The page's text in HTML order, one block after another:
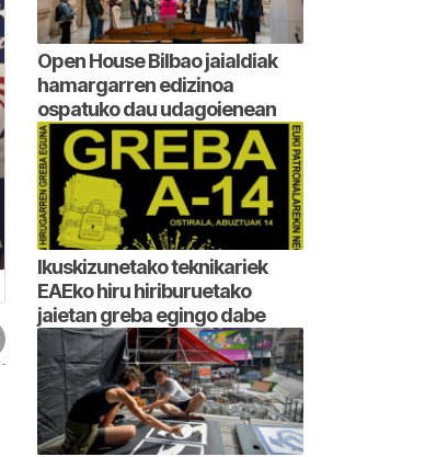
Open House Bilbao jaialdiak
hamargarren edizinoa
ospatuko dau udagoienean
Ikuskizunetako teknikariek
EAEko hiru hiriburuetako
jaietan greba egingo dabe